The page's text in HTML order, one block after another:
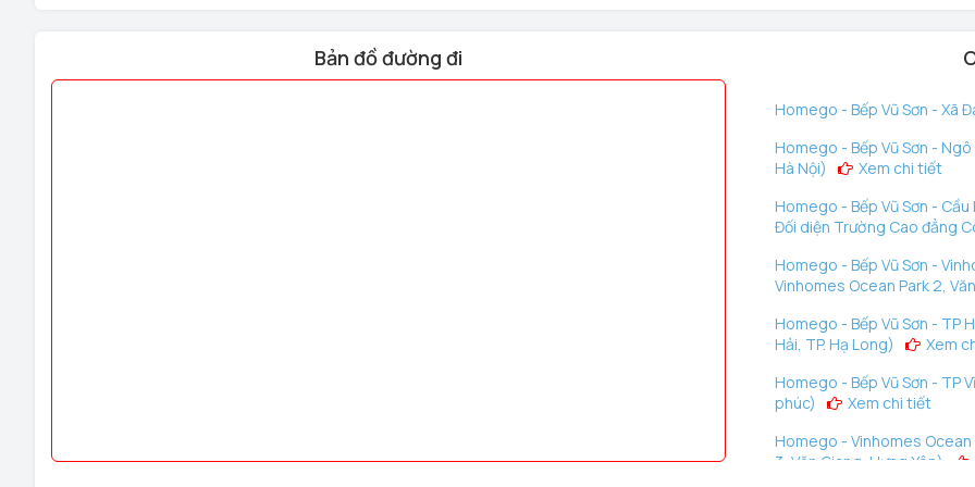
Bản đồ đường đi
Homego - Bếp Vũ Sơn - Xã
Homego - Bếp Vũ Sơn -
Hà Nội)
Xem chi tiết
Homego - Bếp Vũ Sơn -
Đối diện Trường Cao đẳng
Homego - Bếp Vũ Sơn -
Vinhomes Ocean Park 2,
Homego - Bếp Vũ Sơn - TP
Hải, TP. Hạ Long)
Xem
Homego - Bếp Vũ Sơn - TP
phúc)
Xem chi tiết
Homego - Vinhomes Ocean
3, Văn Giang, Hưng Yên)